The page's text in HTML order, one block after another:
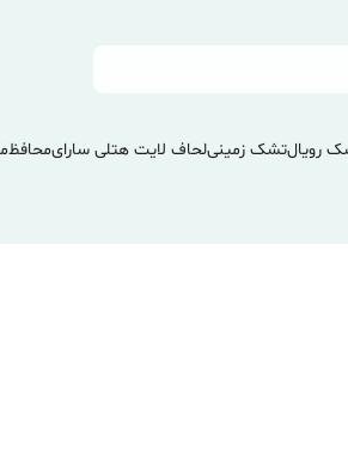
رویالتشک زمینیلحاف لایت هتلی سارایمحافظ